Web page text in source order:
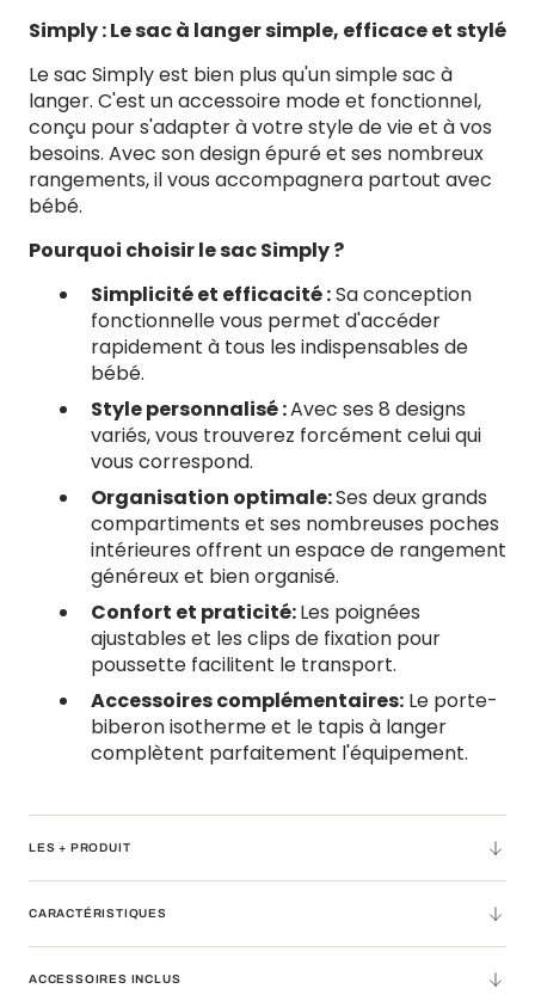
Love
Tattoo
Love
Simply : Le sac à langer simple, efficace et stylé
Le sac Simply est bien plus qu'un simple sac à
langer. C'est un accessoire mode et fonctionnel,
conçu pour s'adapter à votre style de vie et à vos
besoins. Avec son design épuré et ses nombreux
rangements, il vous accompagnera partout avec
bébé.
Pourquoi choisir le sac Simply ?
Simplicité et efficacité :Sa conception
fonctionnelle vous permet d'accéder
rapidement à tous les indispensables de
bébé.
Style personnalisé :Avec ses 8 designs
variés, vous trouverez forcément celui qui
vous correspond.
Organisation optimale:Ses deux grands
compartiments et ses nombreuses poches
intérieures offrent un espace de rangement
généreux et bien organisé.
Confort et praticité:Les poignées
ajustables et les clips de fixation pour
poussette facilitent le transport.
Accessoires complémentaires: Le porte-
biberon isotherme et le tapis à langer
complètent parfaitement l'équipement.
LES + PRODUIT
CARACTÉRISTIQUES
ACCESSOIRES INCLUS